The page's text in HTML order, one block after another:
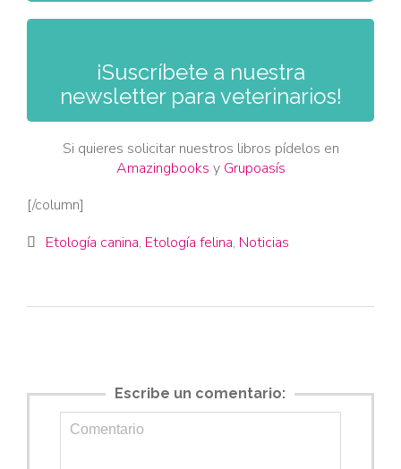
¡Suscríbete a nuestra
newsletter para veterinarios!
Si quieres solicitar nuestros libros pídelos en
Amazingbooks y Grupoasís
[/column]
 Category
Etología canina, Etología felina, Noticias
Escribe un comentario: